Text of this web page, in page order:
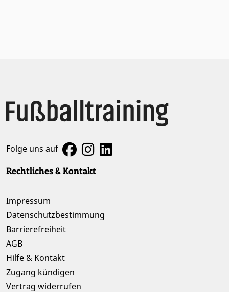
Folge uns auf
Rechtliches & Kontakt
Impressum
Datenschutzbestimmung
Barrierefreiheit
AGB
Hilfe & Kontakt
Zugang kündigen
Vertrag widerrufen